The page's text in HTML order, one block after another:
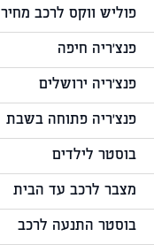
פוליש ווקס לרכב מחיר
פנצ'ריה חיפה
פנצ'ריה ירושלים
פנצ'ריה פתוחה בשבת
בוסטר לילדים
מצבר לרכב עד הבית
בוסטר התנעה לרכב